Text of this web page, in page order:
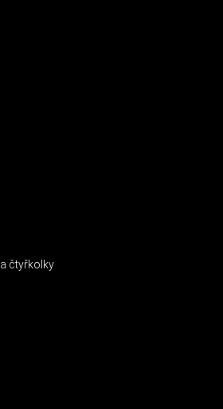
čtyřkolky